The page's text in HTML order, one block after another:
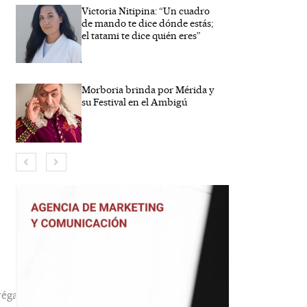
Victoria Nitipina: “Un cuadro
de mando te dice dónde estás;
el tatami te dice quién eres”
Morboria brinda por Mérida y
su Festival en el Ambigú